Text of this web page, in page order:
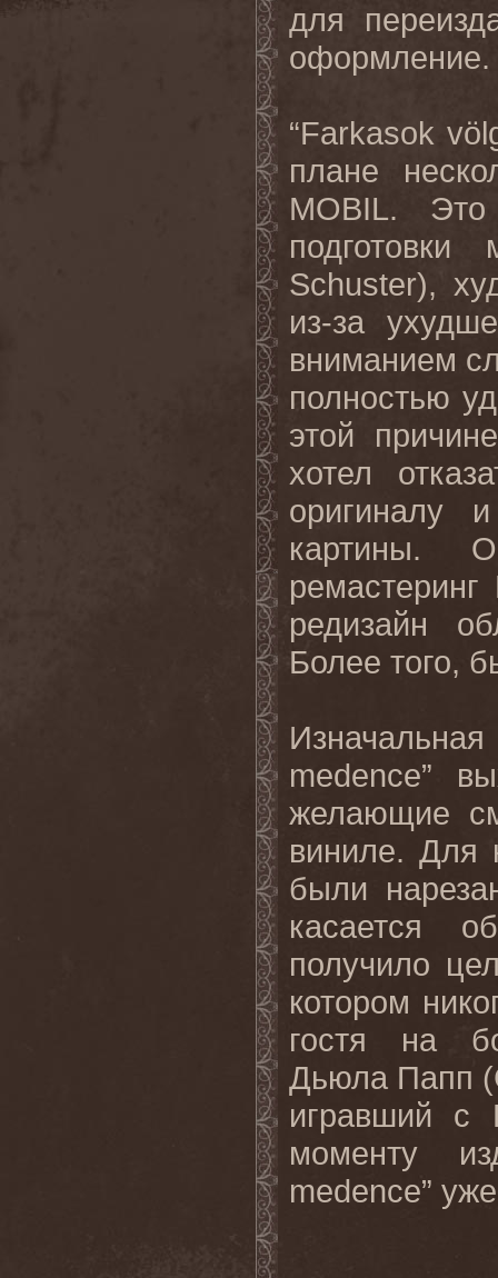
для
оформление.
“Farkasok
плане
MOBIL.
Schuster),
из-за
вниманием
полностью
этой
хотел
оригиналу
картины.
редизайн
Более того,
medence”
желающие
виниле. Для
были
касается
получило
котором
гостя на
Дьюла Папп
игравший с
моменту
medence”